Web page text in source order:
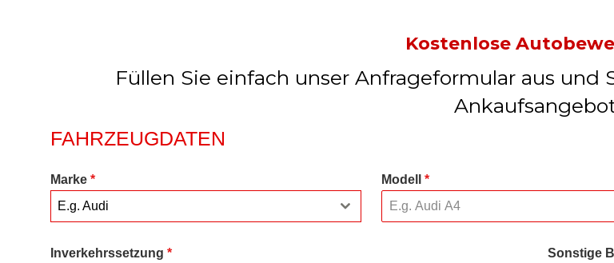
Kostenlose
Füllen Sie einfach unser Anfrageformular aus und
FAHRZEUGDATEN
Marke *
E.g. Audi
Modell*
Inverkehrssetzung * Sonstige